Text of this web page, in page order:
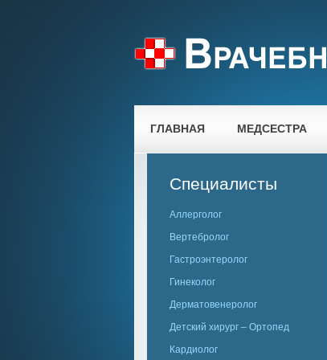
ГЛАВНАЯ МЕДСЕСТРА
Специалисты
Аллерголог
Вертебролог
Гастроэнтеролог
Гинеколог
Дерматовенеролог
Детский хирург – Ортопед
Кардиолог